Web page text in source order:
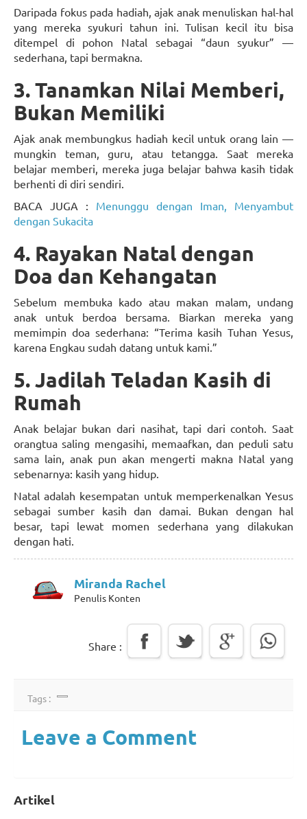
Daripada fokus pada hadiah, ajak anak menuliskan hal-hal
yang mereka syukuri tahun ini. Tulisan kecil itu bisa
ditempel di pohon Natal sebagai “daun syukur” —
sederhana, tapi bermakna.
3. Tanamkan Nilai Memberi,
Bukan Memiliki
Ajak anak membungkus hadiah kecil untuk orang lain —
mungkin teman, guru, atau tetangga. Saat mereka
belajar memberi, mereka juga belajar bahwa kasih tidak
berhenti di diri sendiri.
BACA JUGA : Menunggu dengan Iman, Menyambut
dengan Sukacita
4. Rayakan Natal dengan
Doa dan Kehangatan
Sebelum membuka kado atau makan malam, undang
anak untuk berdoa bersama. Biarkan mereka yang
memimpin doa sederhana: “Terima kasih Tuhan Yesus,
karena Engkau sudah datang untuk kami.”
5. Jadilah Teladan Kasih di
Rumah
Anak belajar bukan dari nasihat, tapi dari contoh. Saat
orangtua saling mengasihi, memaafkan, dan peduli satu
sama lain, anak pun akan mengerti makna Natal yang
sebenarnya: kasih yang hidup.
Natal adalah kesempatan untuk memperkenalkan Yesus
sebagai sumber kasih dan damai. Bukan dengan hal
besar, tapi lewat momen sederhana yang dilakukan
dengan hati.
Miranda Rachel
Penulis Konten
Share :
Tags :
Leave a Comment
Artikel